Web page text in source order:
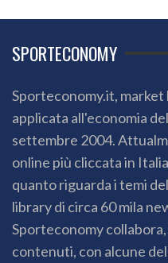
SPORTECONOMY
Sporteconomy.it,
applicata all'economia
settembre 2004.
online più cliccata in
quanto riguarda i temi
library di circa 60 mila
Sporteconomy
contenuti, con alcune